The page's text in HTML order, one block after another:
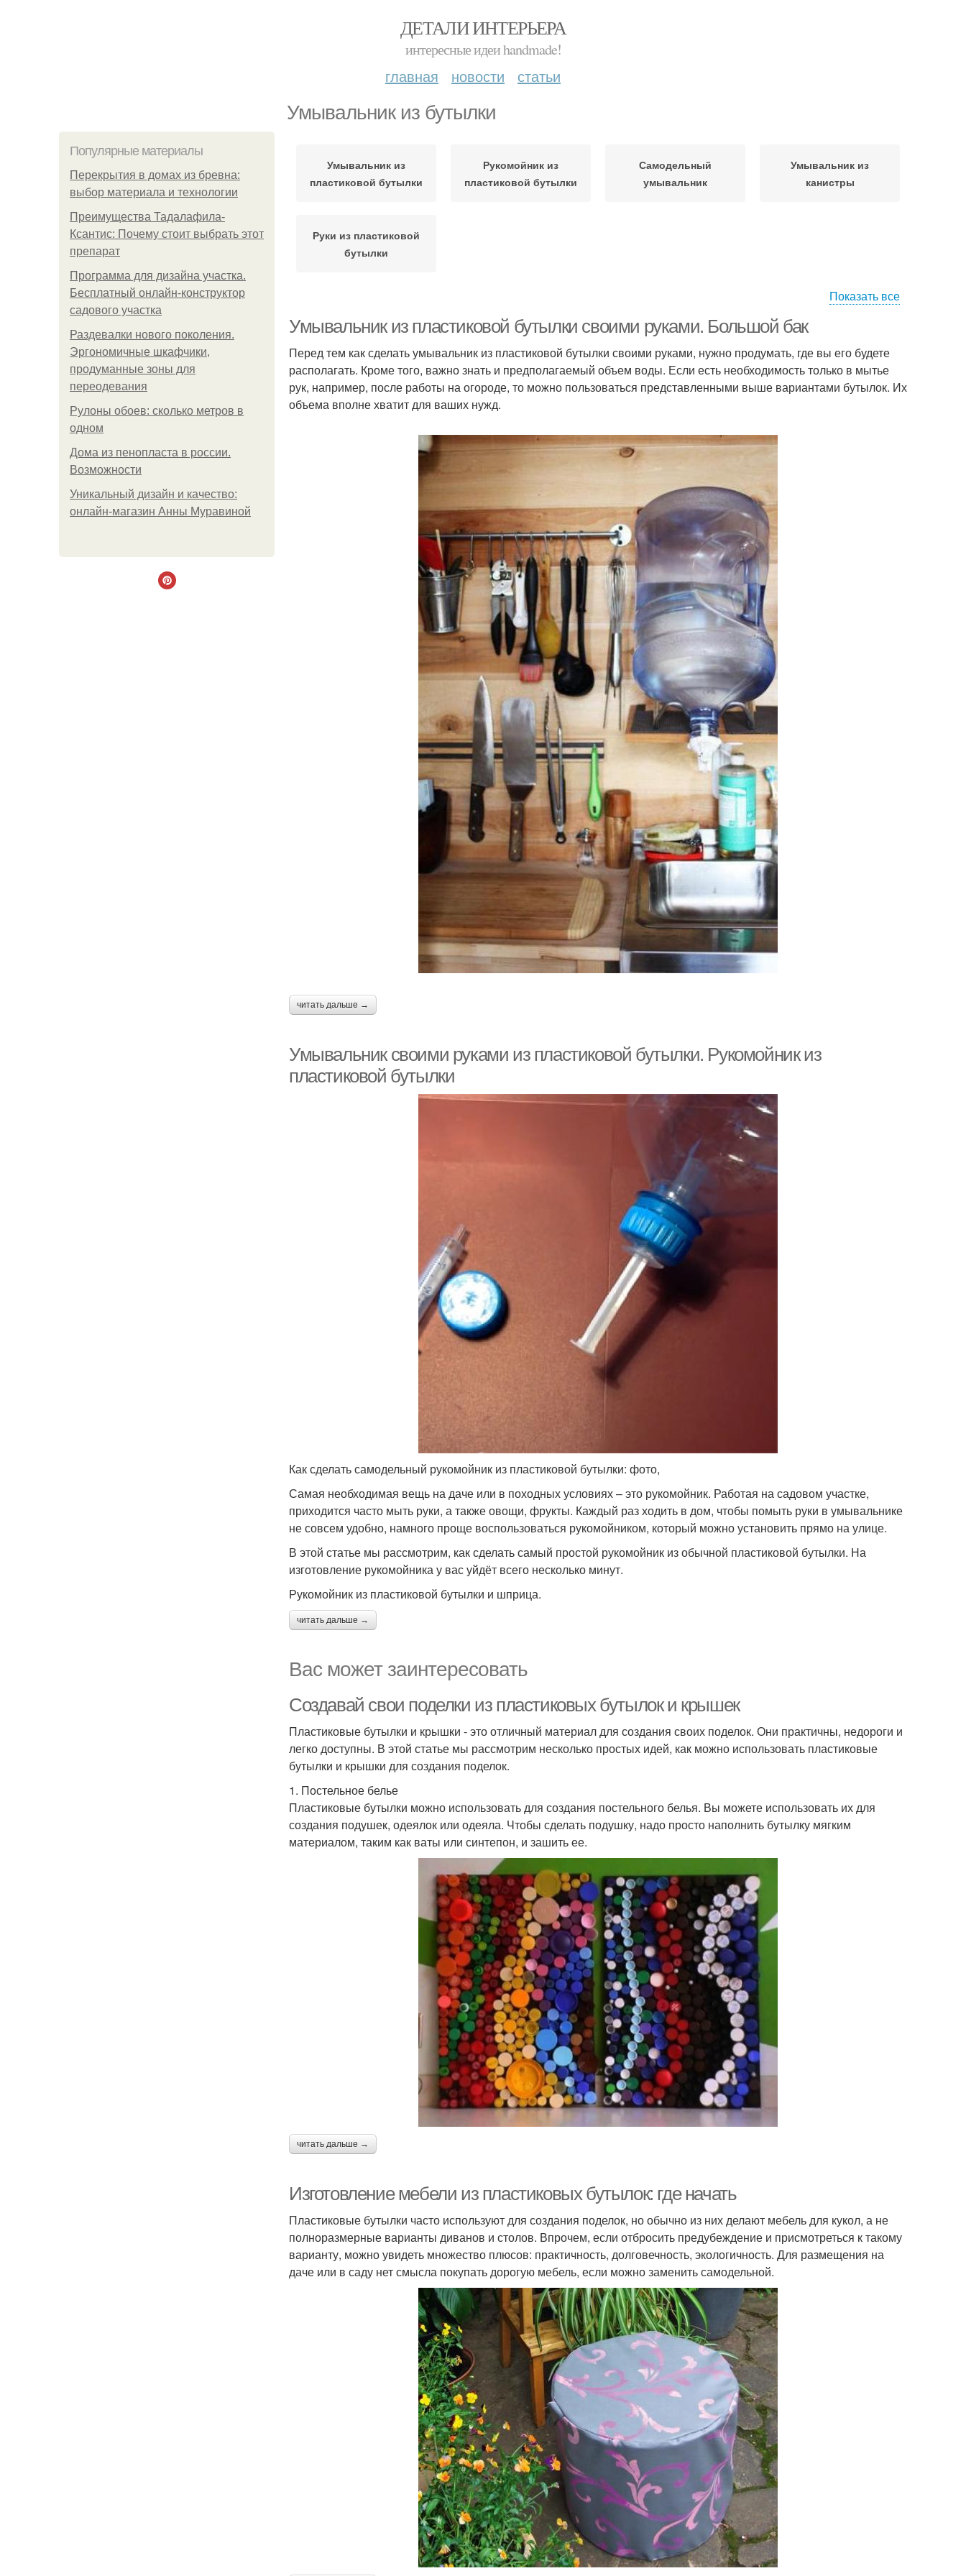
ДЕТАЛИ ИНТЕРЬЕРА
интересные идеи handmade!
главная новости статьи
Умывальник из бутылки
Популярные материалы
Перекрытия в домах из бревна:
выбор материала и технологии
Преимущества Тадалафила-
Ксантис: Почему стоит выбрать этот
препарат
Программа для дизайна участка.
Бесплатный онлайн-конструктор
садового участка
Раздевалки нового поколения.
Эргономичные шкафчики,
продуманные зоны для
переодевания
Рулоны обоев: сколько метров в
одном
Дома из пенопласта в россии.
Возможности
Уникальный дизайн и качество:
онлайн-магазин Анны Муравиной
Умывальник из
пластиковой бутылки
Рукомойник из
пластиковой бутылки
Самодельный
умывальник
Умывальник из
канистры
Руки из пластиковой
бутылки
Показать все
Умывальник из пластиковой бутылки своими руками. Большой бак
Перед тем как сделать умывальник из пластиковой бутылки своими руками, нужно продумать, где вы его будете
располагать. Кроме того, важно знать и предполагаемый объем воды. Если есть необходимость только в мытье
рук, например, после работы на огороде, то можно пользоваться представленными выше вариантами бутылок. Их
объема вполне хватит для ваших нужд.
читать дальше →
Умывальник своими руками из пластиковой бутылки. Рукомойник из
пластиковой бутылки
Как сделать самодельный рукомойник из пластиковой бутылки: фото,
Самая необходимая вещь на даче или в походных условиях – это рукомойник. Работая на садовом участке,
приходится часто мыть руки, а также овощи, фрукты. Каждый раз ходить в дом, чтобы помыть руки в умывальнике
не совсем удобно, намного проще воспользоваться рукомойником, который можно установить прямо на улице.
В этой статье мы рассмотрим, как сделать самый простой рукомойник из обычной пластиковой бутылки. На
изготовление рукомойника у вас уйдёт всего несколько минут.
Рукомойник из пластиковой бутылки и шприца.
читать дальше →
Вас может заинтересовать
Создавай свои поделки из пластиковых бутылок и крышек
Пластиковые бутылки и крышки - это отличный материал для создания своих поделок. Они практичны, недороги и
легко доступны. В этой статье мы рассмотрим несколько простых идей, как можно использовать пластиковые
бутылки и крышки для создания поделок.
1. Постельное белье
Пластиковые бутылки можно использовать для создания постельного белья. Вы можете использовать их для
создания подушек, одеялок или одеяла. Чтобы сделать подушку, надо просто наполнить бутылку мягким
материалом, таким как ваты или синтепон, и зашить ее.
читать дальше →
Изготовление мебели из пластиковых бутылок: где начать
Пластиковые бутылки часто используют для создания поделок, но обычно из них делают мебель для кукол, а не
полноразмерные варианты диванов и столов. Впрочем, если отбросить предубеждение и присмотреться к такому
варианту, можно увидеть множество плюсов: практичность, долговечность, экологичность. Для размещения на
даче или в саду нет смысла покупать дорогую мебель, если можно заменить самодельной.